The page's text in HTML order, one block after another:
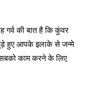
की बात है कि कुंवर
जुड़े हुए आपके इलाके से जन्मे
काम करने के लिए